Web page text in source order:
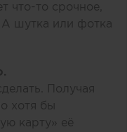
что-то срочное,
А шутка или фотка
Получая
хотя бы
карту» её